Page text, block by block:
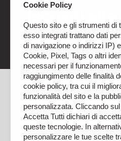
Iscriviti
Compila il modulo
nostre novità.
Cookie Policy
Questo sito e gli strumenti di
esso integrati trattano dati
di navigazione o indirizzi IP)
Cookie, Pixel, Tags o altri
necessari per il
raggiungimento delle finalità
cookie policy, tra cui il
funzionalità del sito e la
personalizzata. Cliccando
Accetta Tutti dichiari di
queste tecnologie. In
personalizzare le tue scelte